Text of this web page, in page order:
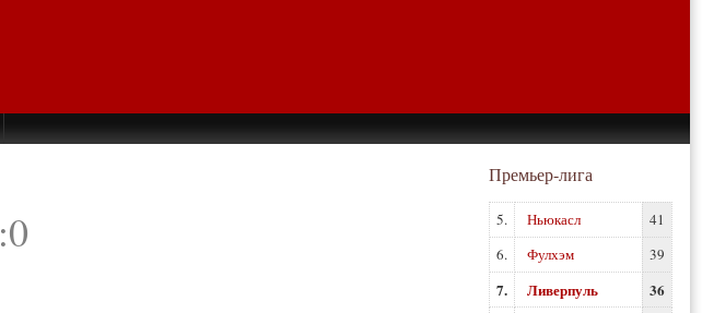
Премьер-лига
5. Ньюкасл
41
6.
Фулхэм 39
7. Ливерпуль 36